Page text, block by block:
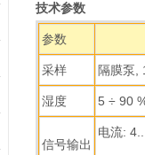
技术参数
参数
采样 隔膜泵,
湿度 5 ÷ 90
信号输出
电流: